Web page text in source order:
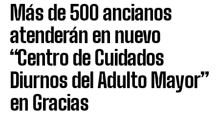
Más de 500 ancianos
atenderán en nuevo
“Centro de Cuidados
Diurnos del Adulto Mayor”
en Gracias